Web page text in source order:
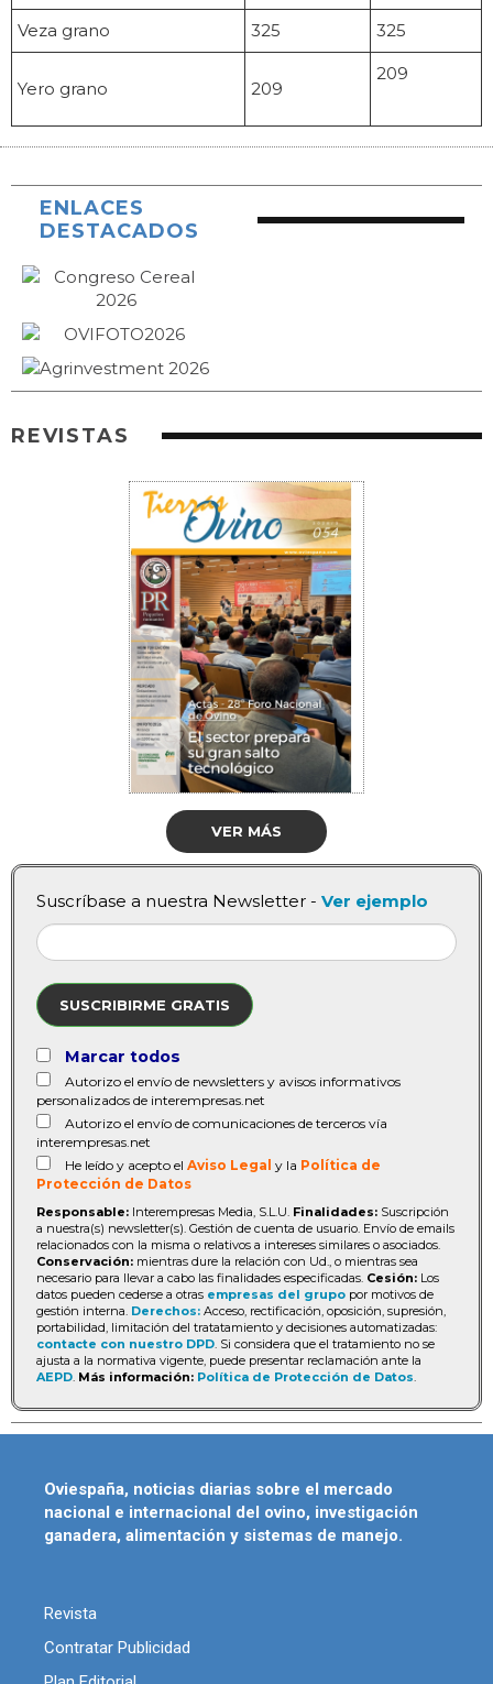
Veza grano 325 325
Yero grano 209
209
ENLACES
DESTACADOS
REVISTAS
VER MÁS
Suscríbase a nuestra Newsletter - Ver ejemplo
SUSCRIBIRME GRATIS
Marcar todos
Autorizo el envío de newsletters y avisos informativos
personalizados de interempresas.net
Autorizo el envío de comunicaciones de terceros vía
interempresas.net
He leído y acepto el Aviso Legal y la Política de
Protección de Datos
Responsable: Interempresas Media, S.L.U. Finalidades: Suscripción
a nuestra(s) newsletter(s). Gestión de cuenta de usuario. Envío de emails
relacionados con la misma o relativos a intereses similares o asociados.
Conservación: mientras dure la relación con Ud., o mientras sea
necesario para llevar a cabo las finalidades especificadas. Cesión: Los
datos pueden cederse a otras empresas del grupo por motivos de
gestión interna. Derechos: Acceso, rectificación, oposición, supresión,
portabilidad, limitación del tratatamiento y decisiones automatizadas:
contacte con nuestro DPD . Si considera que el tratamiento no se
ajusta a la normativa vigente, puede presentar reclamación ante la
AEPD Más información: Política de Protección de Datos
Oviespaña, noticias diarias sobre el mercado
nacional e internacional del ovino, investigación
ganadera, alimentación y sistemas de manejo.
Revista
Contratar Publicidad